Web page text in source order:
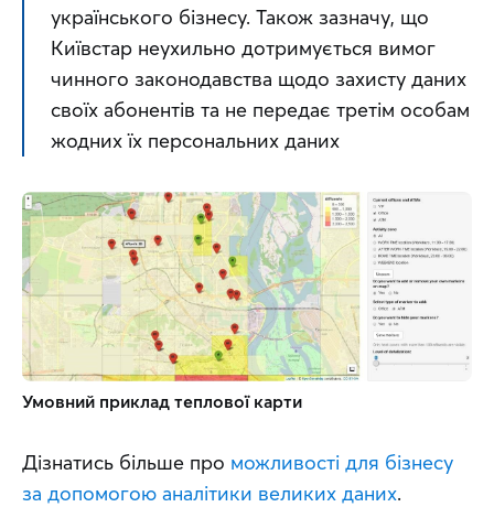
українського бізнесу. Також зазначу, що
Київстар неухильно дотримується вимог
чинного законодавства щодо захисту даних
своїх абонентів та не передає третім особам
жодних їх персональних даних
Умовний приклад теплової карти
Дізнатись більше про можливості для бізнесу
за допомогою аналітики великих даних.